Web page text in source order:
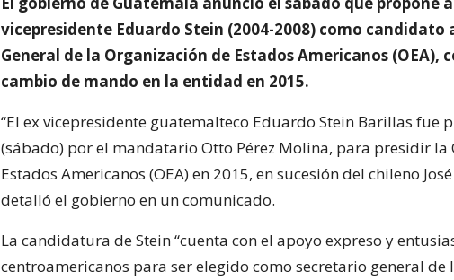
vicepresidente Eduardo Stein (2004-2008) como candidato
General de la Organización de Estados Americanos (OEA),
cambio de mando en la entidad en 2015.
“El ex vicepresidente guatemalteco Eduardo Stein Barillas fue
(sábado) por el mandatario Otto Pérez Molina, para presidir la
Estados Americanos (OEA) en 2015, en sucesión del chileno
detalló el gobierno en un comunicado.
La candidatura de Stein “cuenta con el apoyo expreso y
centroamericanos para ser elegido como secretario general de